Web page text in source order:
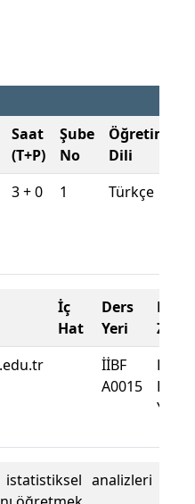
Saat
(T+P)
Şube
No
Öğretim
Dili
3 + 0 1 Türkçe
İç
Hat
Ders
Yeri
İİBF
A0015
analizleri